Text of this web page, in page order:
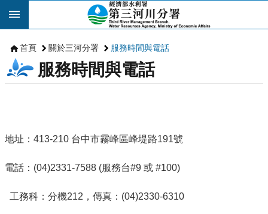
跳到主要內容區塊
首頁 關於三河分署 服務時間與電話
服務時間與電話
地址：413-210 台中市霧峰區峰堤路191號
電話：(04)2331-7588 (服務台#9 或 #100)
工務科：分機212，傳真：(04)2330-6310